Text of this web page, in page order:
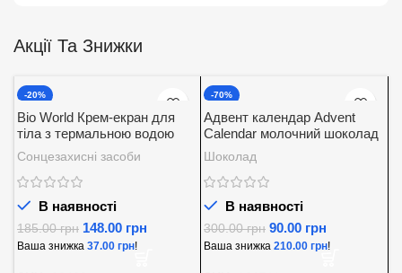
Акції Та Знижки
-20%
Bio World Крем-екран для
тіла з термальною водою
SPF 30
Сонцезахисні засоби
В наявності
185.00грн 148.00 грн
Ваша знижка 37.00 грн!
-70%
Адвент календар Advent
Calendar молочний шоколад
із вершковою начинкою
Baron 200 г.
Шоколад
В наявності
300.00грн 90.00 грн
Ваша знижка 210.00 грн!